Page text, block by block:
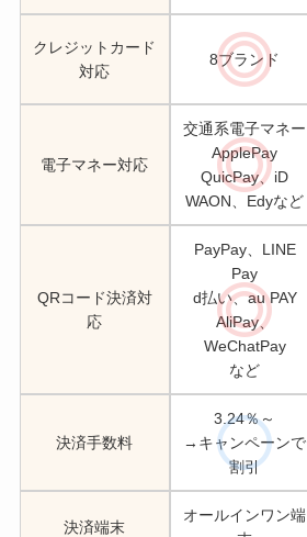
クレジットカード
対応
8ブランド
電子マネー対応
交通系電子マネー
ApplePay
QuicPay、iD
WAON、Edyなど
QRコード決済対
応
PayPay、LINE
Pay
d払い、au PAY
AliPay、
WeChatPay
など
決済手数料
3.24％～
→キャンペーンで
割引
決済端末
オールインワン端